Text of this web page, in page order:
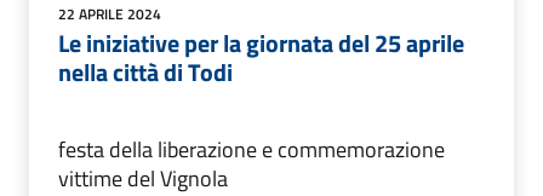
22 APRILE 2024
Le iniziative per la giornata del 25 aprile
nella città di Todi
festa della liberazione e commemorazione
vittime del Vignola